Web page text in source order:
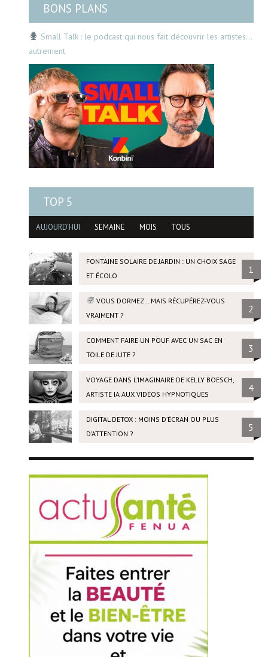
BONS PLANS
Small Talk : le podcast qui nous fait découvrir les artistes…
autrement
TOP 5
AUJOURD'HUI SEMAINE MOIS TOUS
FONTAINE SOLAIRE DE JARDIN : UN CHOIX SAGE
ET ÉCOLO
1
VOUS DORMEZ… MAIS RÉCUPÉREZ-VOUS
VRAIMENT ?
2
COMMENT FAIRE UN POUF AVEC UN SAC EN
TOILE DE JUTE ?
3
VOYAGE DANS L’IMAGINAIRE DE KELLY BOESCH,
ARTISTE IA AUX VIDÉOS HYPNOTIQUES
4
DIGITAL DETOX : MOINS D’ÉCRAN OU PLUS
D’ATTENTION ?
5